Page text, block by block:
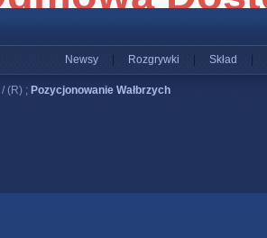
Newsy Rozgrywki Skład
/ (R) ; Pozycjonowanie Wałbrzych